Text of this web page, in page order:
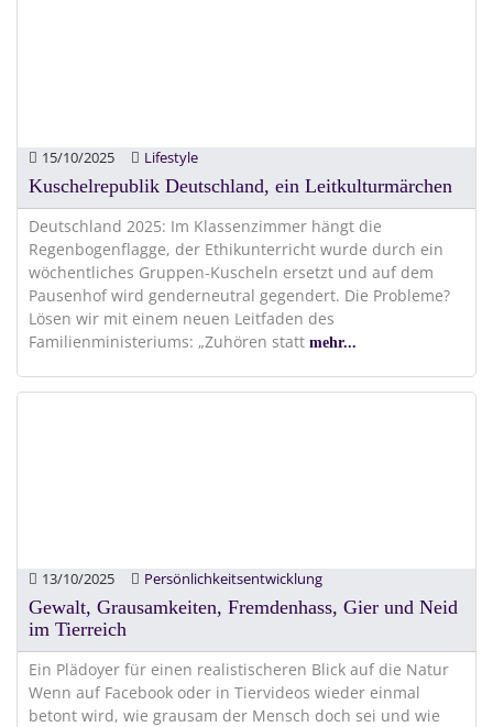
15/10/2025 Lifestyle
Kuschelrepublik Deutschland, ein Leitkulturmärchen
Deutschland 2025: Im Klassenzimmer hängt die
Regenbogenflagge, der Ethikunterricht wurde durch ein
wöchentliches Gruppen-Kuscheln ersetzt und auf dem
Pausenhof wird genderneutral gegendert. Die Probleme?
Lösen wir mit einem neuen Leitfaden des
Familienministeriums: „Zuhören statt mehr...
13/10/2025 Persönlichkeitsentwicklung
Gewalt, Grausamkeiten, Fremdenhass, Gier und Neid
im Tierreich
Ein Plädoyer für einen realistischeren Blick auf die Natur
Wenn auf Facebook oder in Tiervideos wieder einmal
betont wird, wie grausam der Mensch doch sei und wie